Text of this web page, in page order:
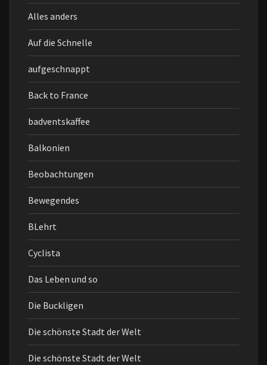
Alles anders
Auf die Schnelle
aufgeschnappt
Back to France
badventskaffee
Balkonien
Beobachtungen
Bewegendes
BLehrt
Cyclista
Das Leben und so
Die Buckligen
Die schönste Stadt der Welt
Die schönste Stadt der Welt